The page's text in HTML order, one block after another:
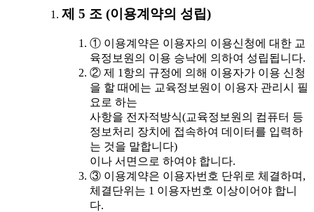
제 5 조 (이용계약의 성립)
① 이용계약은 이용자의 이용신청에 대한 교
육정보원의 이용 승낙에 의하여 성립됩니다.
② 제 1항의 규정에 의해 이용자가 이용 신청
을 할 때에는 교육정보원이 이용자 관리시 필
요로 하는
사항을 전자적방식(교육정보원의 컴퓨터 등
정보처리 장치에 접속하여 데이터를 입력하
는 것을 말합니다)
이나 서면으로 하여야 합니다.
③ 이용계약은 이용자번호 단위로 체결하며,
체결단위는 1 이용자번호 이상이어야 합니
다.